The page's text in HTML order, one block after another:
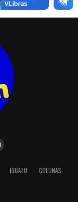
IGUATU
COLUNAS